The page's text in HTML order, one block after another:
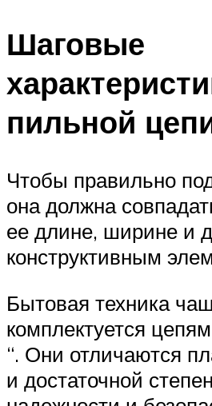
Шаговые
пильной
Чтобы правильно
она должна
ее длине, ширине и
конструктивным
Бытовая техника
комплектуется
“. Они отличаются
и достаточной